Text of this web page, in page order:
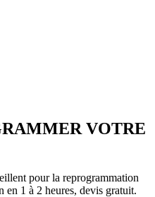
VOTRE
pour la reprogrammation
en 1 à 2 heures, devis gratuit.